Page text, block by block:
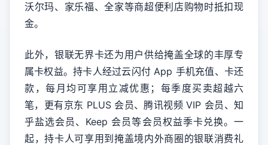
沃尔玛、家乐福、全家等商超便利店购物时抵扣现
金。
此外，银联无界卡还为用户供给掩盖全球的丰厚专
属卡权益。持卡人经过云闪付 App 手机充值、卡还
款，每月均可享用立减优惠；每季度买卖超越六
笔，更有京东 PLUS 会员、腾讯视频 VIP 会员、知
乎盐选会员、Keep 会员等会员权益季卡兑换。一
起，持卡人可享用到掩盖境内外商圈的银联消费礼